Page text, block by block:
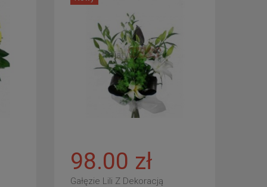
98.00 zł
Gałęzie Lili Z Dekoracją